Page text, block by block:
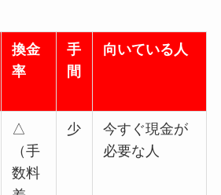
換金
率
手
間
向いている人
△
（手
数料
少
今すぐ現金が
必要な人